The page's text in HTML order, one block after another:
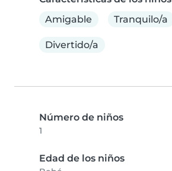
Amigable
Tranquilo/a
Divertido/a
Número de niños
1
Edad de los niños